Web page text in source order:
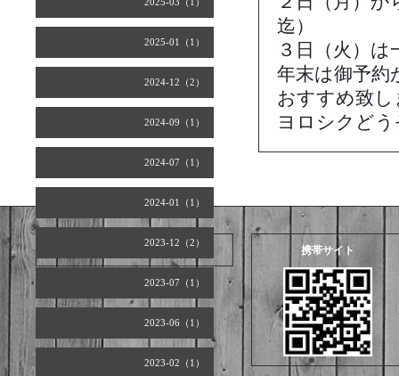
2025-01（1）
2024-12（2）
2024-09（1）
2024-07（1）
2024-01（1）
2023-12（2）
2023-07（1）
2023-06（1）
2023-02（1）
迄）
３日（火）は
年末は御予約
おすすめ致し
ヨロシクど
2026.08.07 Friday 携帯サイト